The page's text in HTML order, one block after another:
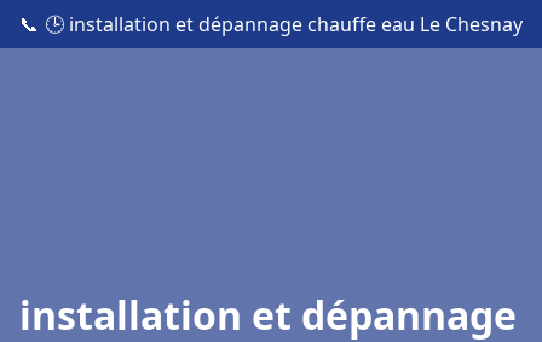
📞 🕒 installation et dépannage chauffe eau Le Chesnay
installation et dépannage